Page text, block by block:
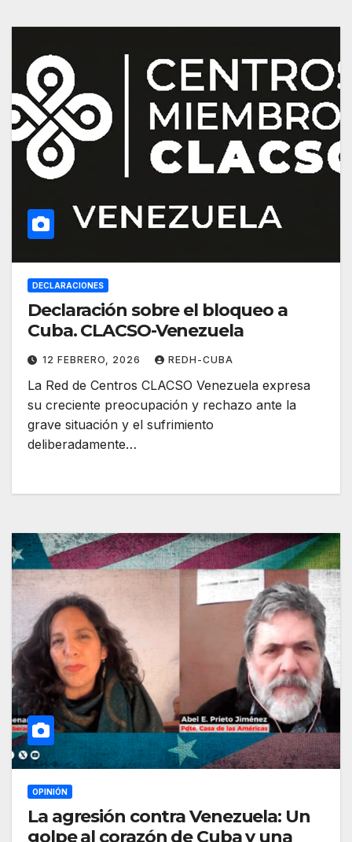
DECLARACIONES
Declaración sobre el bloqueo a
Cuba. CLACSO-Venezuela
12 FEBRERO, 2026 REDH-CUBA
La Red de Centros CLACSO Venezuela expresa
su creciente preocupación y rechazo ante la
grave situación y el sufrimiento
deliberadamente…
OPINIÓN
La agresión contra Venezuela: Un
golpe al corazón de Cuba y una